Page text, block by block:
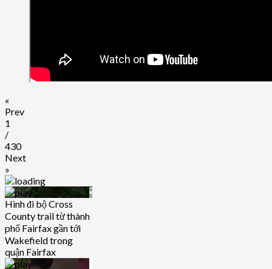
danh
xin
vé
2025
«
Prev
1
/
430
Next
»
Hình đi bộ Cross
County trail từ thành
phố Fairfax gần tới
Wakefield trong
quận Fairfax